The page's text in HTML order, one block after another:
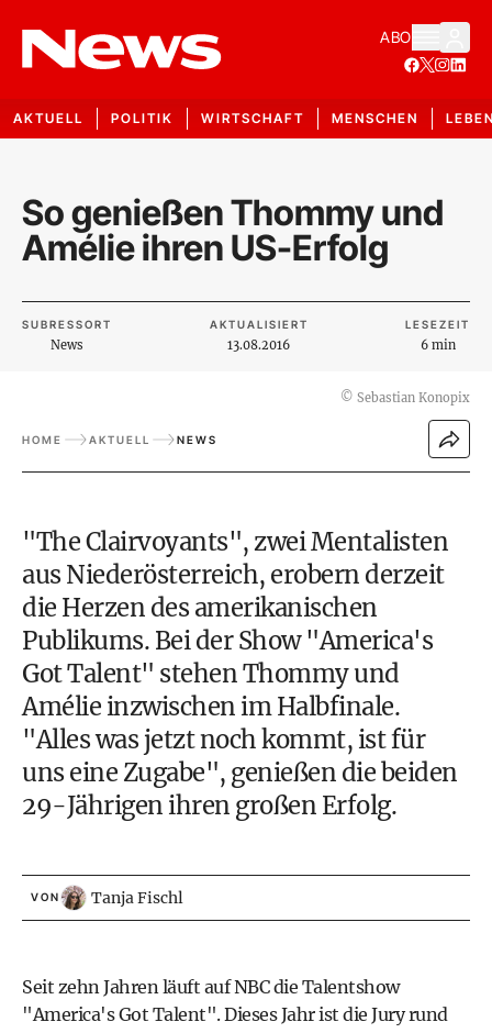
ABO
AKTUELL POLITIK WIRTSCHAFT MENSCHEN
So genießen Thommy und
Amélie ihren US-Erfolg
SUBRESSORT
News
AKTUALISIERT
13.08.2016
LESEZEIT
6 min
© Sebastian Konopix
HOME AKTUELL NEWS
"The Clairvoyants", zwei Mentalisten
aus Niederösterreich, erobern derzeit
die Herzen des amerikanischen
Publikums. Bei der Show "America's
Got Talent" stehen Thommy und
Amélie inzwischen im Halbfinale.
"Alles was jetzt noch kommt, ist für
uns eine Zugabe", genießen die beiden
29-Jährigen ihren großen Erfolg.
VON Tanja Fischl
Seit zehn Jahren läuft auf NBC die Talentshow
"America's Got Talent". Dieses Jahr ist die Jury rund